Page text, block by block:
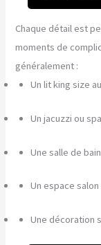
Chaque détail est
moments de
généralement :
Un lit king size
Un jacuzzi ou
Une salle de
Un espace
Une décoration